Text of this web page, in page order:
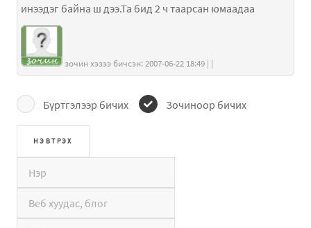
инээдэг байна ш дээ.Та бид 2 ч таарсан юмаадаа
зочин хэзээ бичсэн: 2007-06-22 18:49 | |
Бүртгэлээр бичих Зочиноор бичих